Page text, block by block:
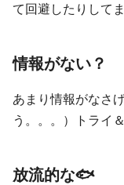
て回避したりして
情報がない？
あまり情報がなさ
う。。。）トライ
放流的な🐟